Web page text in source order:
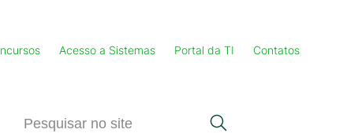
Acesso a Sistemas Portal da TI Contatos